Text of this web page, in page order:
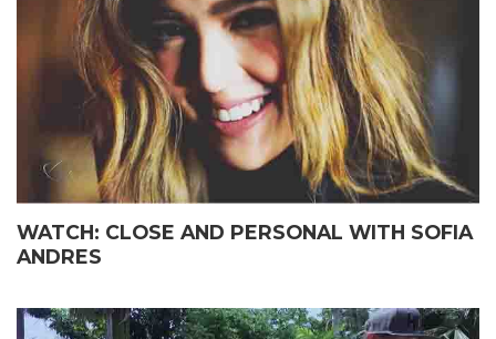
WATCH: CLOSE AND PERSONAL WITH SOFIA
ANDRES